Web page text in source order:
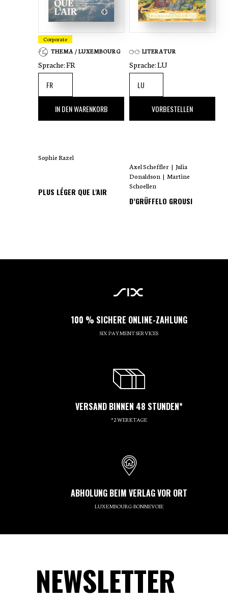
Corporate
THEMA / LUXEMBOURG
Sprache:FR
,00 €
IN DEN WARENKORB
Sophie Razel
PLUS LÉGER QUE L'AIR
LITERATUR
Sprache:LU
,00 €VORBESTELLEN
Axel Scheffler | Julia
Donaldson | Martine
Schoellen
D’GRÜFFELO GROUSI
100 % SICHERE ONLINE-ZAHLUNG
SIX PAYMENT SERVICES
VERSAND BINNEN 48 STUNDEN*
*2 WERKTAGE
ABHOLUNG BEIM VERLAG VOR ORT
LUXEMBOURG-BONNEVOIE
NEWSLETTER